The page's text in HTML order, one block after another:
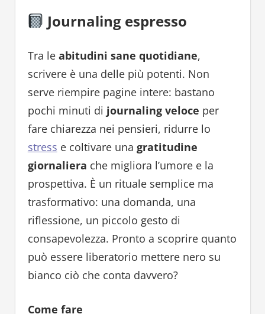
Journaling espresso
Tra le abitudini sane quotidiane,
scrivere è una delle più potenti. Non
serve riempire pagine intere: bastano
pochi minuti di journaling veloce per
fare chiarezza nei pensieri, ridurre lo
stress e coltivare una gratitudine
giornaliera che migliora l’umore e la
prospettiva. È un rituale semplice ma
trasformativo: una domanda, una
riflessione, un piccolo gesto di
consapevolezza. Pronto a scoprire quanto
può essere liberatorio mettere nero su
bianco ciò che conta davvero?
Come fare